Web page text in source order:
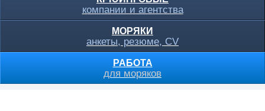
компании и агентства
МОРЯКИ
анкеты, резюме, CV
РАБОТА
для моряков